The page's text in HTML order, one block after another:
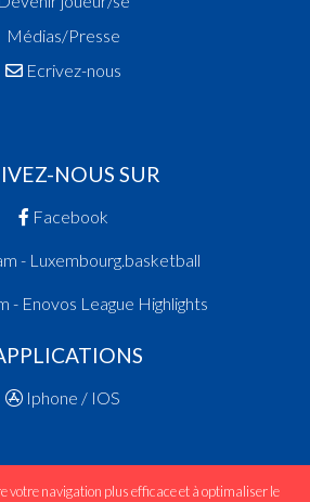
Médias/Presse
Ecrivez-nous
NOUS SUR
Facebook
- Luxembourg.basketball
- Enovos League Highlights
Iphone / IOS
votre navigation plus efficace et à optimaliser le